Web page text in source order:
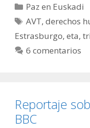
Categorías
Paz en Euskadi
Etiquetas
AVT,derechos
Estrasburgo, eta,
6 comentarios
Reportaje
BBC